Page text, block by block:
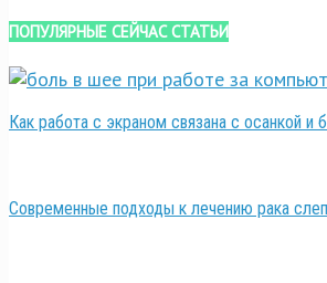
ПОПУЛЯРНЫЕ СЕЙЧАС СТАТЬИ
Как работа с экраном связана с осанкой и
Современные подходы к лечению рака